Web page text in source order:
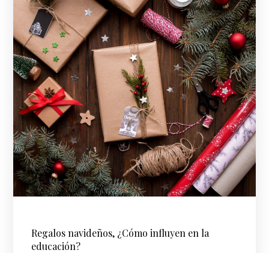
Regalos navideños, ¿Cómo influyen en la
educación?